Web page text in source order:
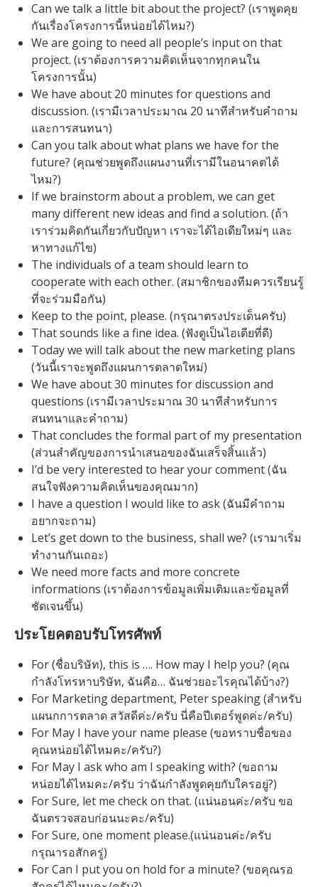
Can we talk a little bit about the project? (เราพูดคุย
กันเรื่องโครงการนี้หน่อยได้ไหม?)
We are going to need all people’s input on that
project. (เราต้องการความคิดเห็นจากทุกคนใน
โครงการนั้น)
We have about 20 minutes for questions and
discussion. (เรามีเวลาประมาณ 20 นาทีสำหรับคำถาม
และการสนทนา)
Can you talk about what plans we have for the
future? (คุณช่วยพูดถึงแผนงานที่เรามีในอนาคตได้
ไหม?)
If we brainstorm about a problem, we can get
many different new ideas and find a solution. (ถ้า
เราร่วมคิดกันเกี่ยวกับปัญหา เราจะได้ไอเดียใหม่ๆ และ
หาทางแก้ไข)
The individuals of a team should learn to
cooperate with each other. (สมาชิกของทีมควรเรียนรู้
ที่จะร่วมมือกัน)
Keep to the point, please. (กรุณาตรงประเด็นครับ)
That sounds like a fine idea. (ฟังดูเป็นไอเดียที่ดี)
Today we will talk about the new marketing plans
(วันนี้เราจะพูดถึงแผนการตลาดใหม่)
We have about 30 minutes for discussion and
questions (เรามีเวลาประมาณ 30 นาทีสำหรับการ
สนทนาและคำถาม)
That concludes the formal part of my presentation
(ส่วนสำคัญของการนำเสนอของฉันเสร็จสิ้นแล้ว)
I’d be very interested to hear your comment (ฉัน
สนใจฟังความคิดเห็นของคุณมาก)
I have a question I would like to ask (ฉันมีคำถาม
อยากจะถาม)
Let’s get down to the business, shall we? (เรามาเริ่ม
ทำงานกันเถอะ)
We need more facts and more concrete
informations (เราต้องการข้อมูลเพิ่มเติมและข้อมูลที่
ชัดเจนขึ้น)
ประโยคตอบรับโทรศัพท์
For (ชื่อบริษัท), this is …. How may I help you? (คุณ
กำลังโทรหาบริษัท, ฉันคือ… ฉันช่วยอะไรคุณได้บ้าง?)
For Marketing department, Peter speaking (สำหรับ
แผนกการตลาด สวัสดีค่ะ/ครับ นี่คือปีเตอร์พูดค่ะ/ครับ)
For May I have your name please (ขอทราบชื่อของ
คุณหน่อยได้ไหมคะ/ครับ?)
For May I ask who am I speaking with? (ขอถาม
หน่อยได้ไหมคะ/ครับ ว่าฉันกำลังพูดคุยกับใครอยู่?)
For Sure, let me check on that. (แน่นอนค่ะ/ครับ ขอ
ฉันตรวจสอบก่อนนะคะ/ครับ)
For Sure, one moment please.(แน่นอนค่ะ/ครับ
กรุณารอสักครู่)
For Can I put you on hold for a minute? (ขอคุณรอ